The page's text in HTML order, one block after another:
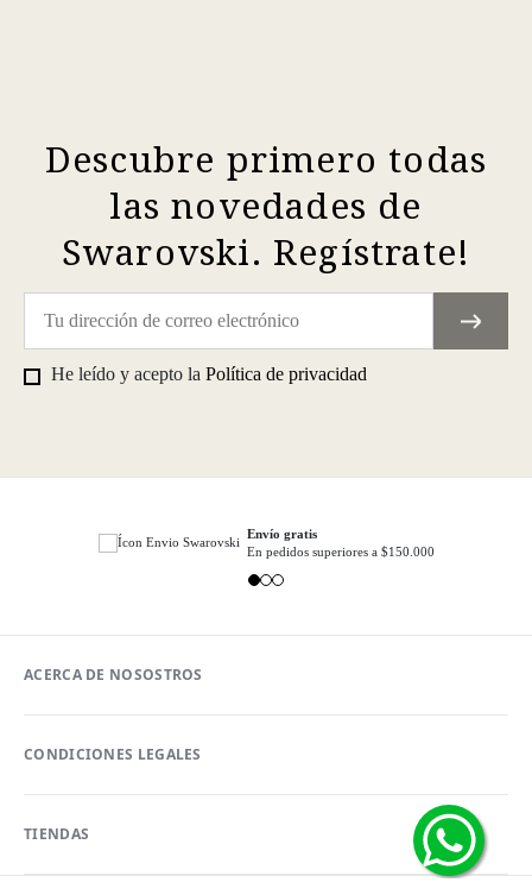
Descubre primero todas
las novedades de
Swarovski. Regístrate!
He leído y acepto la Política de privacidad
Envío gratis
En pedidos superiores a $150.000
ACERCA DE NOSOSTROS
CONDICIONES LEGALES
TIENDAS